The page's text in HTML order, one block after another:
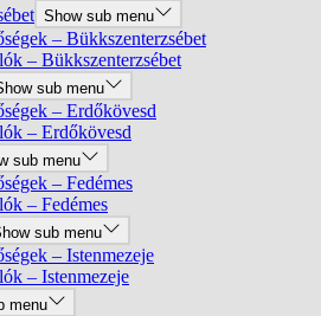
Show sub menu
– Bükkszenterzsébet
– Bükkszenterzsébet
sub menu
– Erdőkövesd
– Erdőkövesd
sub menu
– Fedémes
– Fedémes
sub menu
– Istenmezeje
– Istenmezeje
menu